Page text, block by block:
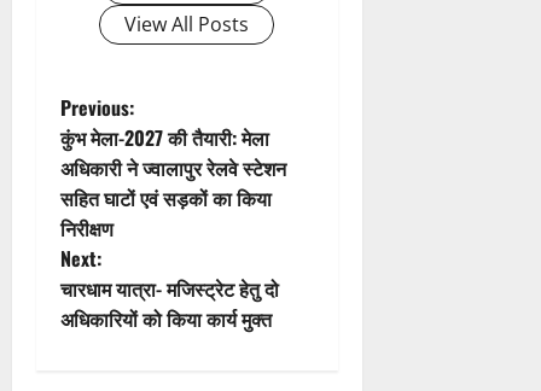
t
i
o
n
View All Posts
P
o
s
t
n
Previous:
कुंभ मेला-2027 की तैयारी: मेला
अधिकारी ने ज्वालापुर रेलवे स्टेशन
सहित घाटों एवं सड़कों का किया
निरीक्षण
Next:
चारधाम यात्रा- मजिस्ट्रेट हेतु दो
अधिकारियों को किया कार्य मुक्त